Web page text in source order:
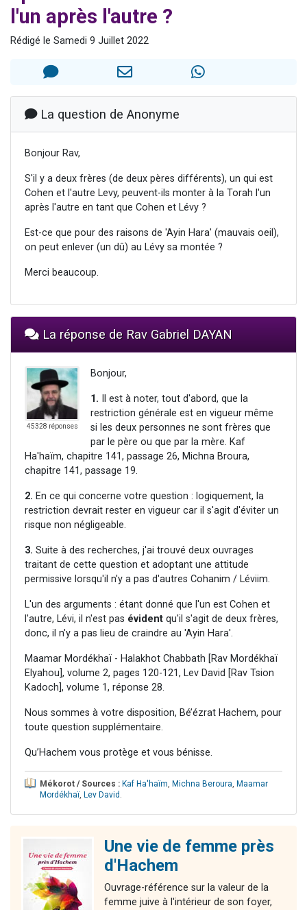
Ariel vient de donner son Maasser
6 personnes viennent de faire un don pour 5 enfants déjà orphelins risquent de perdre leur maman
3 personnes viennent de nous rejoindre sur WhatsApp
l'un après l'autre ?
Rédigé le Samedi 9 Juillet 2022
La question de Anonyme
Bonjour Rav,
S'il y a deux frères (de deux pères différents), un qui est
Cohen et l'autre Levy, peuvent-ils monter à la Torah l'un
après l'autre en tant que Cohen et Lévy ?
Est-ce que pour des raisons de 'Ayin Hara' (mauvais oeil),
on peut enlever (un dû) au Lévy sa montée ?
Merci beaucoup.
La réponse de Rav Gabriel DAYAN
45328 réponses
Bonjour,
1. Il est à noter, tout d'abord, que la
restriction générale est en vigueur même
si les deux personnes ne sont frères que
par le père ou que par la mère. Kaf
Ha'haïm, chapitre 141, passage 26, Michna Broura,
chapitre 141, passage 19.
2. En ce qui concerne votre question : logiquement, la
restriction devrait rester en vigueur car il s'agit d'éviter un
risque non négligeable.
3. Suite à des recherches, j'ai trouvé deux ouvrages
traitant de cette question et adoptant une attitude
permissive lorsqu'il n'y a pas d'autres Cohanim / Léviim.
L'un des arguments : étant donné que l'un est Cohen et
l'autre, Lévi, il n'est pas évident qu'il s'agit de deux frères,
donc, il n'y a pas lieu de craindre au 'Ayin Hara'.
Maamar Mordékhaï - Halakhot Chabbath [Rav Mordékhaï
Elyahou], volume 2, pages 120-121, Lev David [Rav Tsion
Kadoch], volume 1, réponse 28.
Nous sommes à votre disposition, Bé’ézrat Hachem, pour
toute question supplémentaire.
Qu’Hachem vous protège et vous bénisse.
Mékorot / Sources : Kaf Ha'haïm, Michna Beroura, Maamar
Mordékhaï, Lev David .
Une vie de femme près
d'Hachem
Ouvrage-référence sur la valeur de la
femme juive à l'intérieur de son foyer,